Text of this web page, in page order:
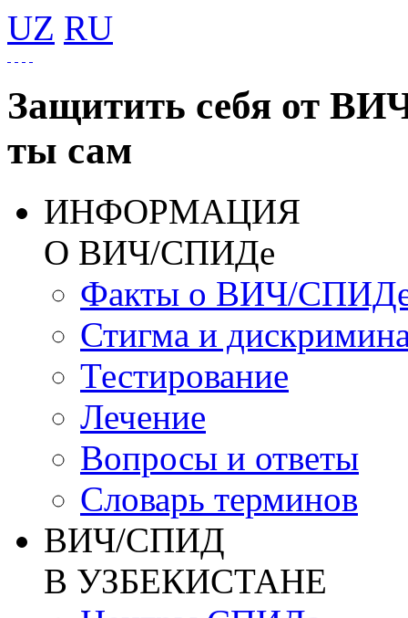
UZ RU
Защитить себя от
ты сам
ИНФОРМАЦИЯ
О ВИЧ/СПИДе
Факты о ВИЧ/
Стигма и
Тестирование
Лечение
Вопросы и ответы
Словарь терминов
ВИЧ/СПИД
В УЗБЕКИСТАНЕ